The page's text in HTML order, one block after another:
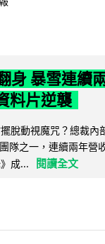
身 暴雪連續
料片逆襲
脫動視魔咒？總裁內
隊之一，連續兩年營
成...
閱讀全文